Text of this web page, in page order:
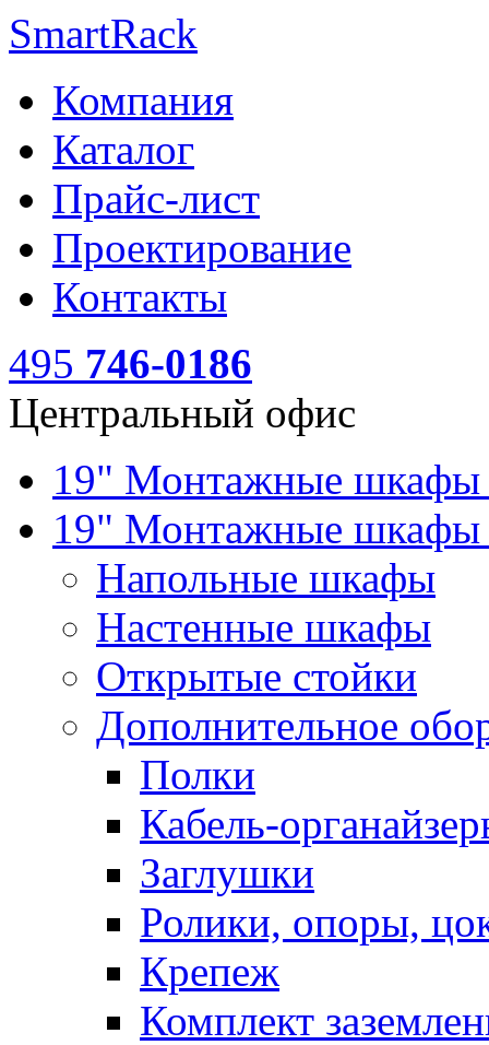
SmartRack
Компания
Каталог
Прайс-лист
Проектирование
Контакты
495 746-0186
Центральный офис
19" Монтажные
19" Монтажные шкафы
Напольные шкафы
Настенные шкафы
Открытые стойки
Дополнительное
Полки
Кабель-
Заглушки
Ролики, опоры,
Крепеж
Комплект